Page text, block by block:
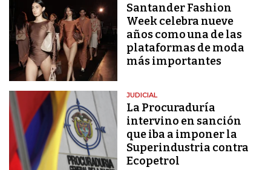
Santander Fashion
Week celebra nueve
años como una de las
plataformas de moda
más importantes
JUDICIAL
La Procuraduría
intervino en sanción
que iba a imponer la
Superindustria contra
Ecopetrol